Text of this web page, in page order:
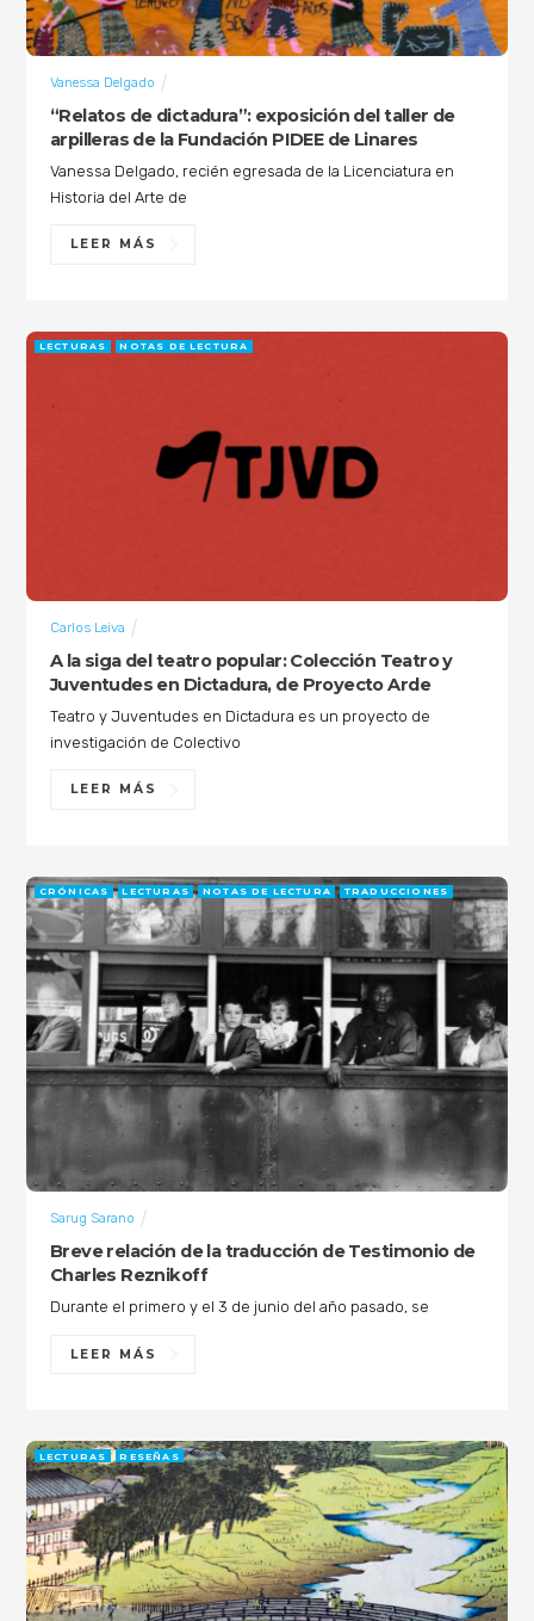
“Relatos de dictadura”: exposición del taller de
arpilleras de la Fundación PIDEE de Linares
Vanessa Delgado
Vanessa Delgado, recién egresada de la Licenciatura en
Historia del Arte de
LEER MÁS
A la siga del teatro popular: Colección Teatro y
Juventudes en Dictadura, de Proyecto Arde
Carlos Leiva
LECTURAS NOTAS DE LECTURA
Teatro y Juventudes en Dictadura es un proyecto de
investigación de Colectivo
LEER MÁS
Breve relación de la traducción de Testimonio de
Charles Reznikoff
Sarug Sarano
CRÓNICAS LECTURAS NOTAS DE LECTURA TRADUCCIONES
Durante el primero y el 3 de junio del año pasado, se
LEER MÁS
LECTURAS RESEÑAS